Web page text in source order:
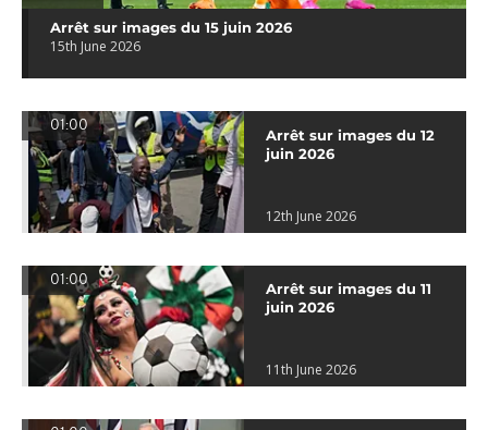
Arrêt sur images du 15 juin 2026
15th June 2026
01:00
Arrêt sur images du 12
juin 2026
12th June 2026
01:00
Arrêt sur images du 11
juin 2026
11th June 2026